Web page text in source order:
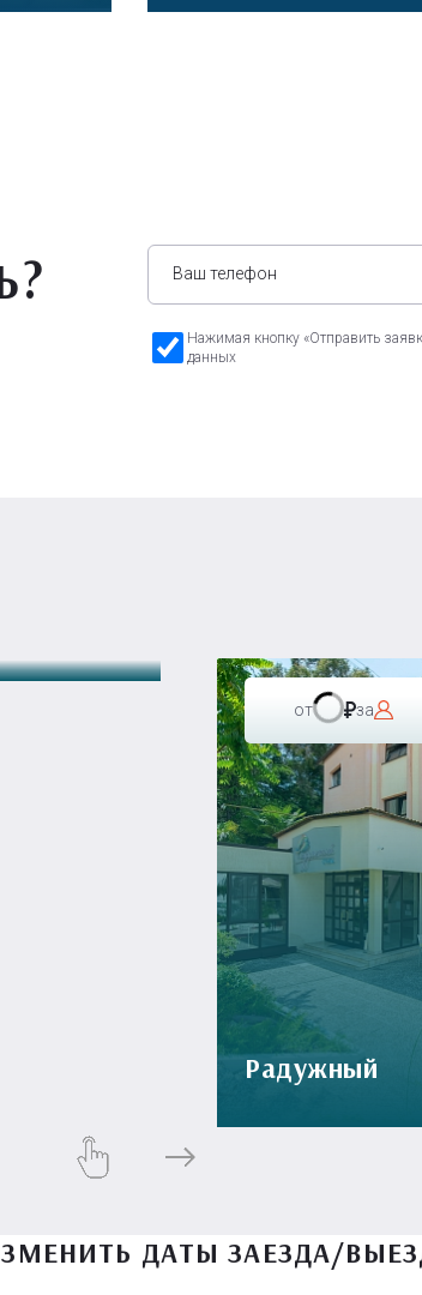
Нажимая кнопку «Отправить
данных
от за
Радужный
ДАТЫ ЗАЕЗДА/